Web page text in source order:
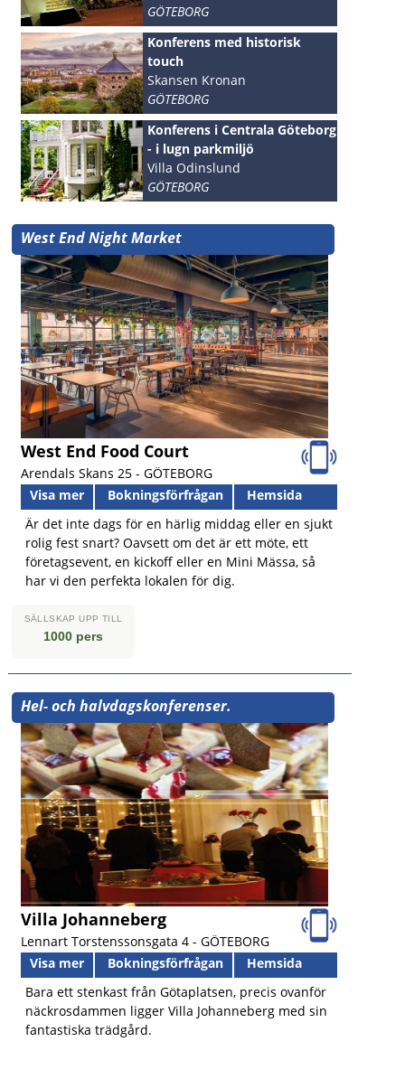
GÖTEBORG
Konferens med historisk
touch
Skansen Kronan
GÖTEBORG
Konferens i Centrala Göteborg
- i lugn parkmiljö
Villa Odinslund
GÖTEBORG
West End Night Market
West End Food Court
Arendals Skans 25 - GÖTEBORG
Visa mer
Bokningsförfrågan
Hemsida
Är det inte dags för en härlig middag eller en sjukt
rolig fest snart? Oavsett om det är ett möte, ett
företagsevent, en kickoff eller en Mini Mässa, så
har vi den perfekta lokalen för dig.
SÄLLSKAP UPP TILL
1000 pers
Hel- och halvdagskonferenser.
Villa Johanneberg
Lennart Torstenssonsgata 4 - GÖTEBORG
Visa mer
Bokningsförfrågan
Hemsida
Bara ett stenkast från Götaplatsen, precis ovanför
näckrosdammen ligger Villa Johanneberg med sin
fantastiska trädgård.